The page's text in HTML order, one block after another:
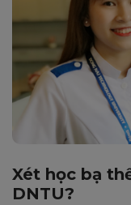
Xét học bạ
DNTU?